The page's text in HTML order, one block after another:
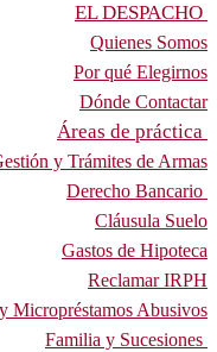
EL DESPACHO
Quienes Somos
Por qué Elegirnos
Dónde Contactar
Áreas de práctica
y Trámites de Armas
Derecho Bancario
Cláusula Suelo
Gastos de Hipoteca
Reclamar IRPH
Micropréstamos Abusivos
Familia y Sucesiones